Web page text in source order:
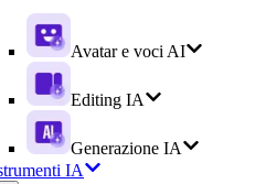
Avatar e voci AI
Editing IA
Generazione IA
IA